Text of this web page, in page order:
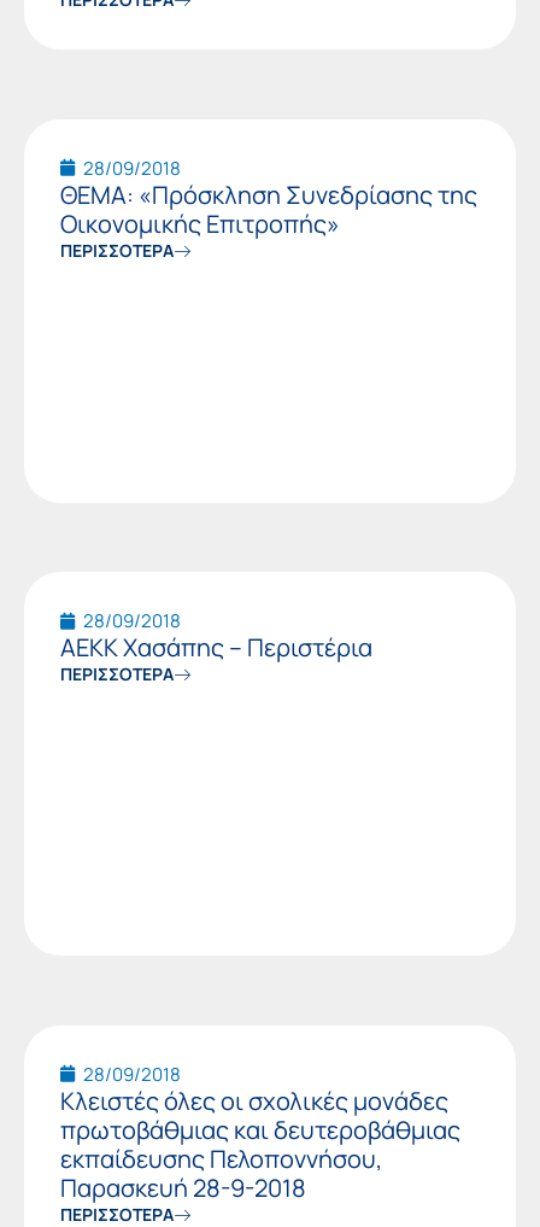
28/09/2018
ΘΕΜΑ: «Πρόσκληση Συνεδρίασης της
Οικονομικής Επιτροπής»
ΠΕΡΙΣΣΟΤΕΡΑ
28/09/2018
ΑΕΚΚ Χασάπης – Περιστέρια
ΠΕΡΙΣΣΟΤΕΡΑ
28/09/2018
Κλειστές όλες οι σχολικές μονάδες
πρωτοβάθμιας και δευτεροβάθμιας
εκπαίδευσης Πελοποννήσου,
Παρασκευή 28-9-2018
ΠΕΡΙΣΣΟΤΕΡΑ